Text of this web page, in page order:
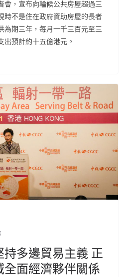
會，宣布向輪候公共房屋超過三
時不是住在政府資助房屋的長者
為期三年，每月一千三百元至三
出預計約十五億港元。
多邊貿易主義 正
面經濟夥伴關係